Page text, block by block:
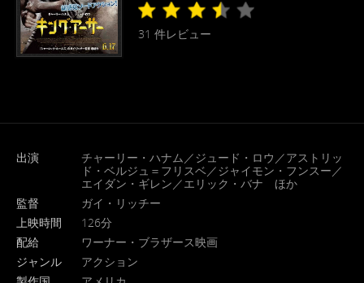
31 件レビュー
出演
チャーリー・ハナム／ジュード・ロウ／アストリッ
ド・ベルジュ＝フリスベ／ジャイモン・フンスー／
エイダン・ギレン／エリック・バナ ほか
監督
ガイ・リッチー
上映時間
126分
配給
ワーナー・ブラザース映画
ジャンル
アクション